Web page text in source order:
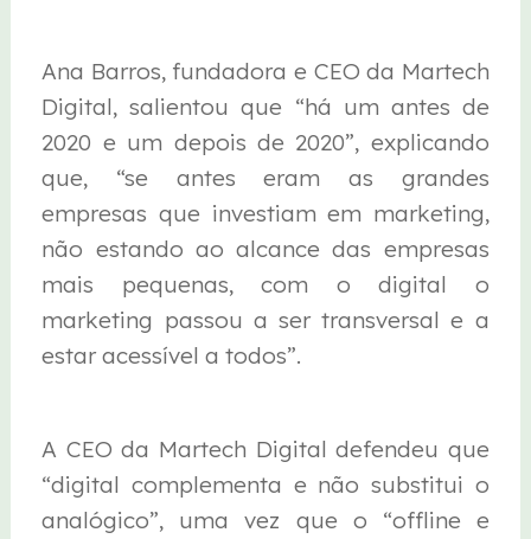
Ana Barros, fundadora e CEO da Martech
Digital, salientou que “há um antes de
2020 e um depois de 2020”, explicando
que, “se antes eram as grandes
empresas que investiam em marketing,
não estando ao alcance das empresas
mais pequenas, com o digital o
marketing passou a ser transversal e a
estar acessível a todos”.
A CEO da Martech Digital defendeu que
“digital complementa e não substitui o
analógico”, uma vez que o “offline e